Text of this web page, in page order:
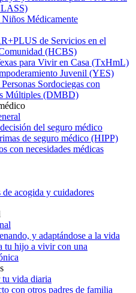
Niños Médicamente
de Servicios en el
(HCBS)
para Vivir en Casa (TxHmL)
Juvenil (YES)
Sordociegas con
Múltiples (DMBD)
del seguro médico
de seguro médico (HIPP)
con necesidades médicas
de acogida y cuidadores
y adaptándose a la vida
tu hijo a vivir con una
vida diaria
con otros padres de familia